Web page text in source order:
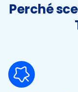
Perché